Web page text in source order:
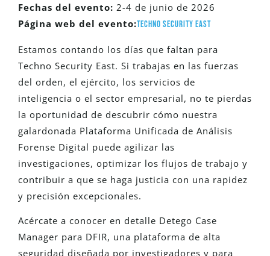
Fechas del evento: 2-4 de junio de 2026
Página web del evento:Techno Security East
Estamos contando los días que faltan para
Techno Security East. Si trabajas en las fuerzas
del orden, el ejército, los servicios de
inteligencia o el sector empresarial, no te pierdas
la oportunidad de descubrir cómo nuestra
galardonada Plataforma Unificada de Análisis
Forense Digital puede agilizar las
investigaciones, optimizar los flujos de trabajo y
contribuir a que se haga justicia con una rapidez
y precisión excepcionales.
Acércate a conocer en detalle Detego Case
Manager para DFIR, una plataforma de alta
seguridad diseñada por investigadores y para